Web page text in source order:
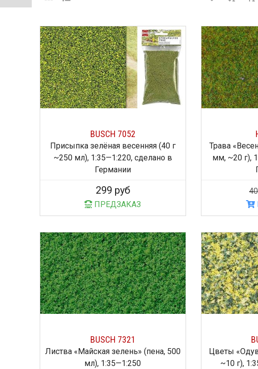
BUSCH 7052
Присыпка зелёная весенняя (40 г
~250 мл), 1:35—1:220, сделано в
Германии
299 руб
ПРЕДЗАКАЗ
Трава
мм, ~20 г),
BUSCH 7321
Листва «Майская зелень» (пена, 500
мл), 1:35—1:250
Цветы
~10 г),